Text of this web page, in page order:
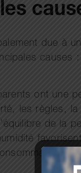
due à
causes :
ont une
les règles,
de la